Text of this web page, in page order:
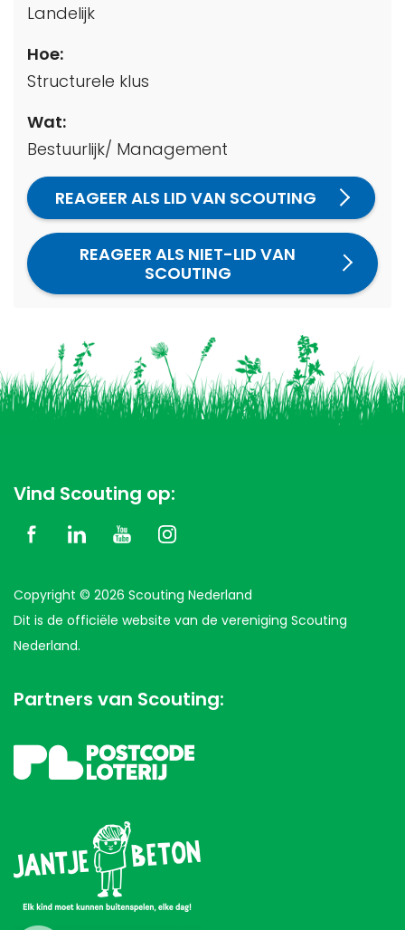
Landelijk
Hoe:
Structurele klus
Wat:
Bestuurlijk/ Management
REAGEER ALS LID VAN SCOUTING
REAGEER ALS NIET-LID VAN
SCOUTING
Vind Scouting op:
Copyright © 2026 Scouting Nederland
Dit is de officiële website van de vereniging Scouting
Nederland.
Partners van Scouting: